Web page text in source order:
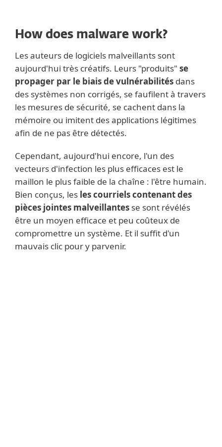
How does malware work?
Les auteurs de logiciels malveillants sont
aujourd'hui très créatifs. Leurs "produits" se
propager par le biais de vulnérabilités dans
des systèmes non corrigés, se faufilent à travers
les mesures de sécurité, se cachent dans la
mémoire ou imitent des applications légitimes
afin de ne pas être détectés.
Cependant, aujourd'hui encore, l'un des
vecteurs d'infection les plus efficaces est le
maillon le plus faible de la chaîne : l'être humain.
Bien conçus, les les courriels contenant des
pièces jointes malveillantes se sont révélés
être un moyen efficace et peu coûteux de
compromettre un système. Et il suffit d'un
mauvais clic pour y parvenir.